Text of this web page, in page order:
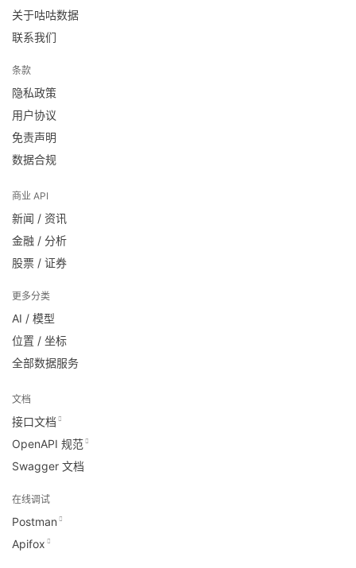
关于咕咕数据
联系我们
条款
隐私政策
用户协议
免责声明
数据合规
商业 API
新闻 / 资讯
金融 / 分析
股票 / 证券
更多分类
AI / 模型
位置 / 坐标
全部数据服务
文档
接口文档
OpenAPI 规范
Swagger 文档
在线调试
Postman
Apifox